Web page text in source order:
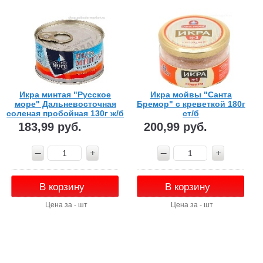
Икра минтая "Русское
море" Дальневосточная
соленая пробойная 130г ж/б
ключ
183,99 руб.
В корзину
Цена за - шт
Икра мойвы "Санта
Бремор" с креветкой 180г
ст/б
200,99 руб.
В корзину
Цена за - шт